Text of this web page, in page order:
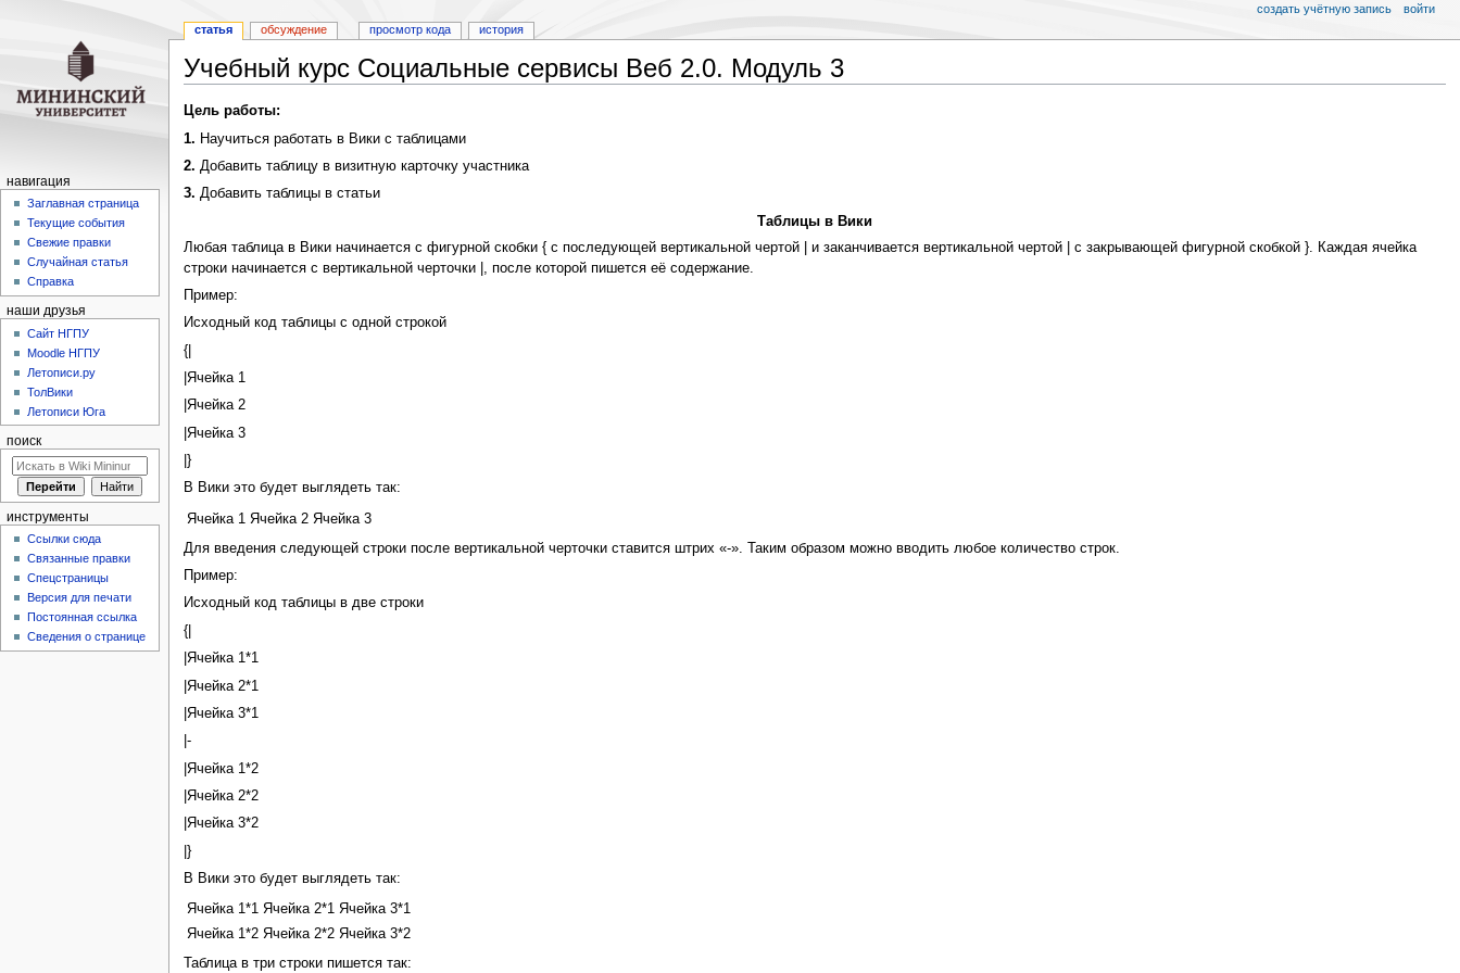
Учебный курс Социальные сервисы Веб 2.0. Модуль 3
Перейти
к
навигации
Перейти
к
поиску
Цель работы:
1. Научиться работать в Вики с таблицами
2. Добавить таблицу в визитную карточку участника
3. Добавить таблицы в статьи
Таблицы в Вики
Любая таблица в Вики начинается с фигурной скобки { с последующей вертикальной чертой | и заканчивается вертикальной чертой | с закрывающей фигурной скобкой }. Каждая ячейка
строки начинается с вертикальной черточки |, после которой пишется её содержание.
Пример:
Исходный код таблицы с одной строкой
{|
|Ячейка 1
|Ячейка 2
|Ячейка 3
|}
В Вики это будет выглядеть так:
Ячейка 1 Ячейка 2 Ячейка 3
Для введения следующей строки после вертикальной черточки ставится штрих «-». Таким образом можно вводить любое количество строк.
Пример:
Исходный код таблицы в две строки
{|
|Ячейка 1*1
|Ячейка 2*1
|Ячейка 3*1
|-
|Ячейка 1*2
|Ячейка 2*2
|Ячейка 3*2
|}
В Вики это будет выглядеть так:
Ячейка 1*1 Ячейка 2*1 Ячейка 3*1
Ячейка 1*2 Ячейка 2*2 Ячейка 3*2
Таблица в три строки пишется так:
статья обсуждение просмотр кода история
создать учётную запись войти
навигация
Заглавная страница
Текущие события
Свежие правки
Случайная статья
Справка
наши друзья
Cайт НГПУ
Moodle НГПУ
Летописи.ру
ТолВики
Летописи Юга
поиск
инструменты
Ссылки сюда
Связанные правки
Спецстраницы
Версия для печати
Постоянная ссылка
Сведения о странице